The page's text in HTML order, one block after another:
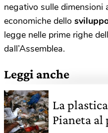
negativo sulle dimensioni
economiche dello
legge nelle prime righe
dall’Assemblea.
Leggi anche
La
Pianeta